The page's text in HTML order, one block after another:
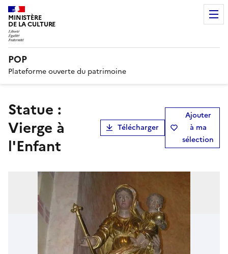
MINISTÈRE
DE LA CULTURE
POP
Plateforme ouverte du patrimoine
statue :
Vierge à
l'Enfant
Télécharger
Ajouter
à ma
sélection